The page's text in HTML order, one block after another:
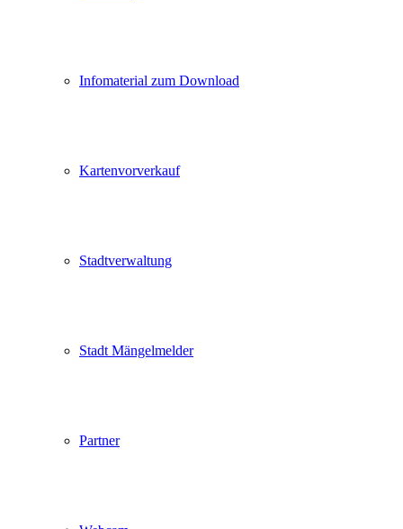
Infomaterial zum Download
Kartenvorverkauf
Stadtverwaltung
Stadt Mängelmelder
Partner